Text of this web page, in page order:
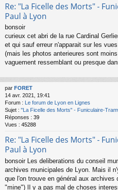
Re: "La Ficelle des Morts" -
Paul à Lyon
bonsoir
curieux cet abri de la rue Cardinal
et qui sauf erreur n'apparait sur les
(mais les photos anterieures sont
vaguement ressemblant ou presque
par FORET
14 avr. 2021, 19:41
Forum :
Le forum de Lyon en Lignes
Sujet : "La Ficelle des Morts" - Funiculaire-
Réponses : 39
Vues : 45288
Re: "La Ficelle des Morts" -
Paul à Lyon
bonsoir Les deliberations du conseil
archives municipales de Lyon. Mais il
que l'on trouve en général aux archives
"mine") Il y a pas mal de choses